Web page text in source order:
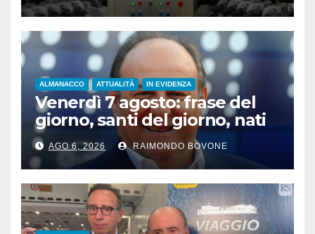
ALMANACCO ATTUALITÀ IN EVIDENZA
Venerdì 7 agosto: frase del
giorno, santi del giorno, nati
famosi, accadde oggi
AGO 6, 2026 RAIMONDO BOVONE